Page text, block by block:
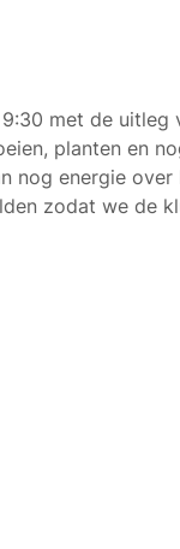
met de uitleg
planten en
nog energie
zodat we de